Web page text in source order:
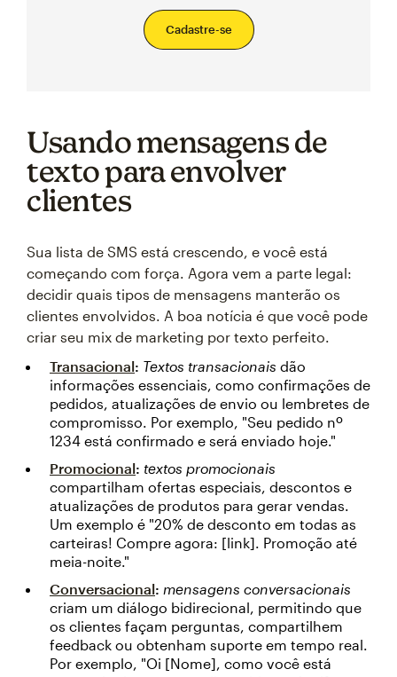
Cadastre-se
Usando mensagens de
texto para envolver
clientes
Sua lista de SMS está crescendo, e você está
começando com força. Agora vem a parte legal:
decidir quais tipos de mensagens manterão os
clientes envolvidos. A boa notícia é que você pode
criar seu mix de marketing por texto perfeito.
Transacional: Textos transacionais dão
informações essenciais, como confirmações de
pedidos, atualizações de envio ou lembretes de
compromisso. Por exemplo, "Seu pedido nº
1234 está confirmado e será enviado hoje."
Promocional: textos promocionais
compartilham ofertas especiais, descontos e
atualizações de produtos para gerar vendas.
Um exemplo é "20% de desconto em todas as
carteiras! Compre agora: [link]. Promoção até
meia-noite."
Conversacional: mensagens conversacionais
criam um diálogo bidirecional, permitindo que
os clientes façam perguntas, compartilhem
feedback ou obtenham suporte em tempo real.
Por exemplo, "Oi [Nome], como você está